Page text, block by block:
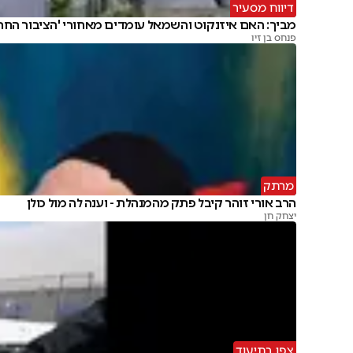
דיווח מסעיר
מביך: האם איזנקוט והשמאל עומדים מאחורי 'הציבור
פנחס בן זיו
מרתק
הרב אורי זוהר קיבל פתק מהמנהלת - וענה לה מול כולן
יצחק חן